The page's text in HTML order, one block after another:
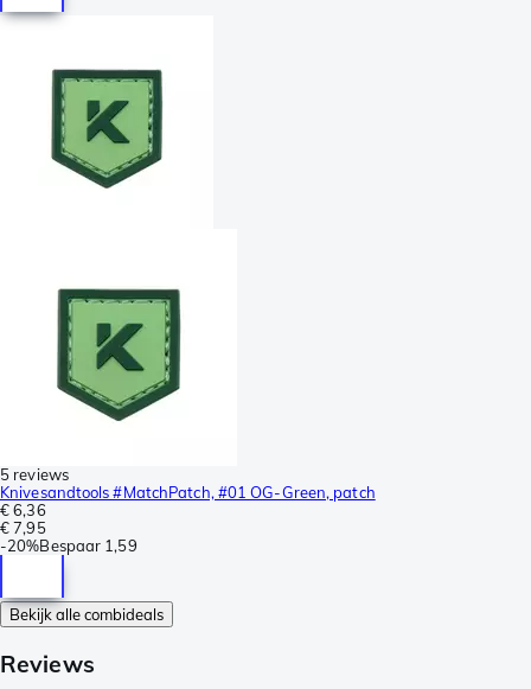
5 reviews
Knivesandtools #MatchPatch, #01 OG-Green, patch
€ 6,36
€ 7,95
-20%Bespaar 1,59
Bekijk alle combideals
Reviews